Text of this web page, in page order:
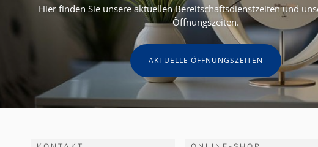
Hier finden Sie unsere aktuellen Bereitschaftsdienstzeiten und
Öffnungszeiten.
AKTUELLE ÖFFNUNGSZEITEN